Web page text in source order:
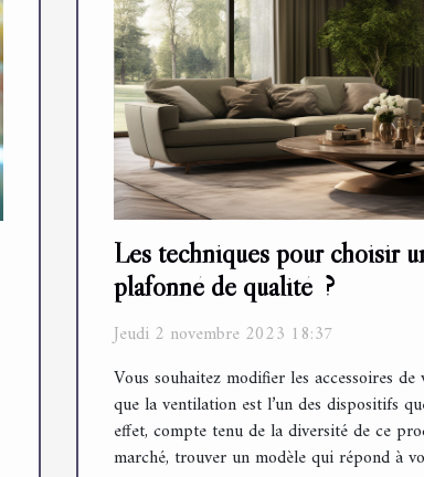
Les techniques pour choisir
plafonné de qualité ?
Jeudi 2 novembre 2023 18:37
Vous souhaitez modifier les accessoires
que la ventilation est l’un des dispositifs
effet, compte tenu de la diversité de ce
marché, trouver un modèle qui répond à